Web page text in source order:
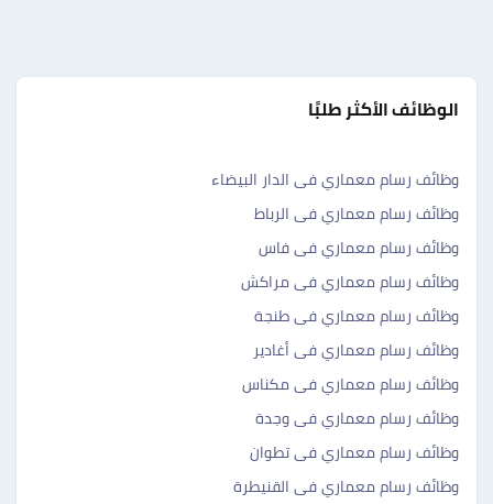
الوظائف الأكثر طلبًا
وظائف رسام معماري فى الدار البيضاء
وظائف رسام معماري فى الرباط
وظائف رسام معماري فى فاس
وظائف رسام معماري فى مراكش
وظائف رسام معماري فى طنجة
وظائف رسام معماري فى أغادير
وظائف رسام معماري فى مكناس
وظائف رسام معماري فى وجدة
وظائف رسام معماري فى تطوان
وظائف رسام معماري فى القنيطرة